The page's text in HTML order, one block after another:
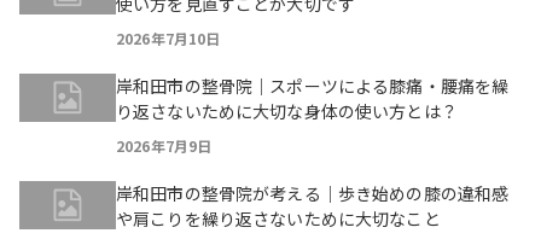
2026年7月10日
岸和田市の整骨院｜スポーツによる膝痛・腰痛を繰
り返さないために大切な身体の使い方とは？
2026年7月9日
岸和田市の整骨院が考える｜歩き始めの膝の違和感
や肩こりを繰り返さないために大切なこと